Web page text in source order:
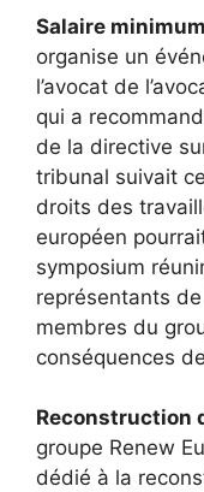
Salaire minimum
organise un
l’avocat de
qui a
de la directive
tribunal suivait
droits des
européen
symposium
représentants
membres du
conséquences
Reconstruction
groupe Renew
dédié à la